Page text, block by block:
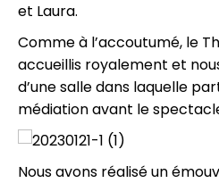
et Laura.
Comme à l’accoutumé, le
accueillis royalement et
d’une salle dans laquelle
médiation avant le
Nous avons réalisé un